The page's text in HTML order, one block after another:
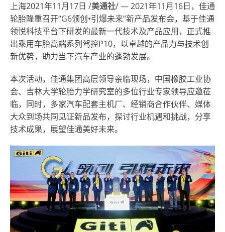
上海2021年11月17日 /美通社/ — 2021年11月16日，佳通
轮胎隆重召开“G6领创•引爆未来”新产品发布会，基于佳通
领悦科技平台下研发的最新一代技术及产品应用，正式推
出乘用车胎高端系列驾控P10，以卓越的产品力与技术创
新优势，助力当下汽车产业的蓬勃发展。
本次活动，佳通集团高层领导亲临现场，中国橡胶工业协
会、吉林大学轮胎力学研究室的多位行业专家领导应邀莅
临，同时，多家汽车配套主机厂、经销商合作伙伴、媒体
大众到场共同见证新品发布，探讨行业机遇和挑战，分享
技术成果，展望佳通美好未来。